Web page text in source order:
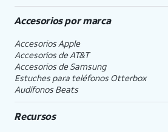
Accesorios por marca
Accesorios Apple
Accesorios deAT&T
Accesorios de Samsung
Estuches para teléfonos Otterbox
Audífonos Beats
Recursos